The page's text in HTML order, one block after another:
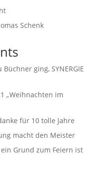
Schenk
Büchner ging, SYNERGIE
„Weihnachten im
für 10 tolle Jahre
macht den Meister
Grund zum Feiern ist